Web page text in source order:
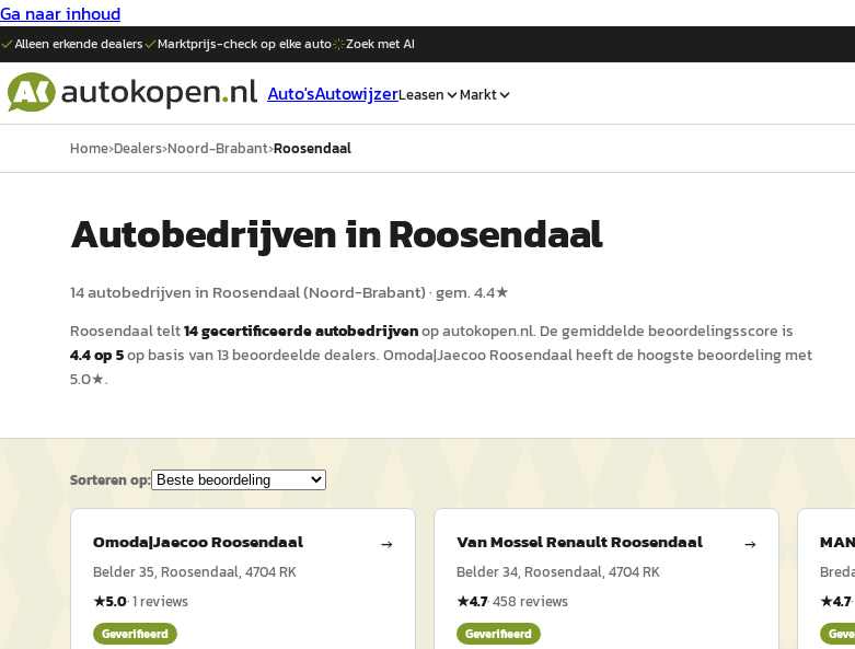
Ga naar inhoud
Alleen erkende dealers Marktprijs-check op elkeauto Zoek met AI
Auto'sAutowijzerLeasen Markt
Home›Dealers›Noord-Brabant›Roosendaal
Autobedrijven inRoosendaal
14autobedrijven in Roosendaal(Noord-Brabant)· gem.4.4★
Roosendaaltelt14gecertificeerdeautobedrijvenopautokopen.nl. De gemiddelde beoordelingsscore is
4.4op 5op basis van13beoordeelde dealers.Omoda|Jaecoo Roosendaalheeft de hoogste beoordeling met
5.0★.
Sorteren op:
Omoda|Jaecoo Roosendaal →
Belder 35, Roosendaal, 4704 RK
★5.0·1reviews
Geverifieerd
Van Mossel Renault Roosendaal →
Belder 34, Roosendaal, 4704 RK
★4.7·458 reviews
Geverifieerd
★4.7·